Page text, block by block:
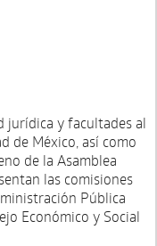
jurídica y facultades al
de México, así como
de la Asamblea
las comisiones
Pública
Económico y Social